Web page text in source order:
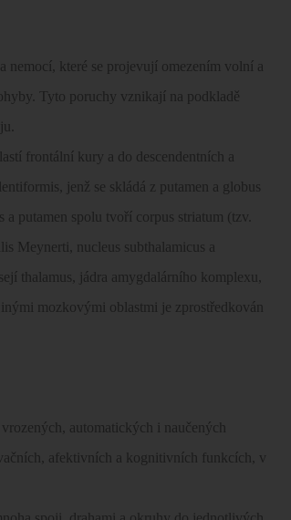
nemocí, které se projevují omezením volní a
Tyto poruchy vznikají na podkladě
frontální kury a do descendentních a
jenž se skládá z putamen a globus
putamen spolu tvoří corpus striatum (tzv.
Meynerti, nucleus subthalamicus a
thalamus, jádra amygdalárního komplexu,
mozkovými oblastmi je zprostředkován
automatických i naučených
afektivních a kognitivních funkcích, v